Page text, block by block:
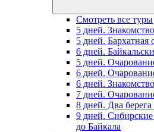
Смотреть все туры
5 дней.
5 дней. Бархатная
6 дней.
5 дней.
6 дней.
6 дней.
7 дней.
8 дней. Два берега
9 дней.
до Байкала